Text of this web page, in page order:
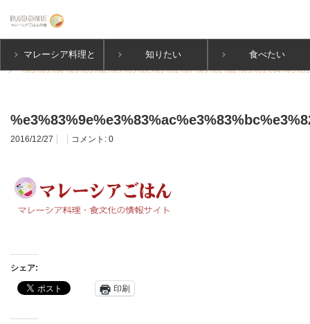
マレーシア料理と 知りたい 食べたい
ホーム
2016/12/27 コメント: 0
シェア:
印刷